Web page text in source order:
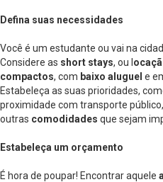
Defina suas necessidades
Você é um estudante ou vai na
Considere as short stays, ou l
compactos, com baixo aluguel e
Estabeleça as suas prioridades,
proximidade com transporte público,
outras comodidades que sejam
Estabeleça um orçamento
É hora de poupar! Encontrar aquele